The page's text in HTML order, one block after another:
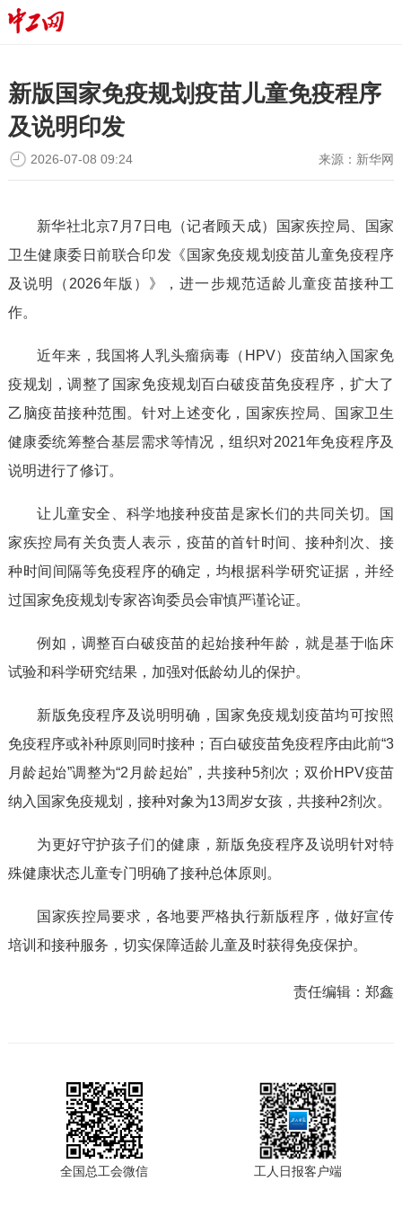
新版国家免疫规划疫苗儿童免疫程序
及说明印发
来源： 新华网
2026-07-08 09:24
新华社北京7月7日电（记者顾天成）国家疾控局、国家
卫生健康委日前联合印发《国家免疫规划疫苗儿童免疫程序
及说明（2026年版）》，进一步规范适龄儿童疫苗接种工
作。
近年来，我国将人乳头瘤病毒（HPV）疫苗纳入国家免
疫规划，调整了国家免疫规划百白破疫苗免疫程序，扩大了
乙脑疫苗接种范围。针对上述变化，国家疾控局、国家卫生
健康委统筹整合基层需求等情况，组织对2021年免疫程序及
说明进行了修订。
让儿童安全、科学地接种疫苗是家长们的共同关切。国
家疾控局有关负责人表示，疫苗的首针时间、接种剂次、接
种时间间隔等免疫程序的确定，均根据科学研究证据，并经
过国家免疫规划专家咨询委员会审慎严谨论证。
例如，调整百白破疫苗的起始接种年龄，就是基于临床
试验和科学研究结果，加强对低龄幼儿的保护。
新版免疫程序及说明明确，国家免疫规划疫苗均可按照
免疫程序或补种原则同时接种；百白破疫苗免疫程序由此前“3
月龄起始”调整为“2月龄起始”，共接种5剂次；双价HPV疫苗
纳入国家免疫规划，接种对象为13周岁女孩，共接种2剂次。
为更好守护孩子们的健康，新版免疫程序及说明针对特
殊健康状态儿童专门明确了接种总体原则。
国家疾控局要求，各地要严格执行新版程序，做好宣传
培训和接种服务，切实保障适龄儿童及时获得免疫保护。
责任编辑：郑鑫
全国总工会微信 工人日报客户端